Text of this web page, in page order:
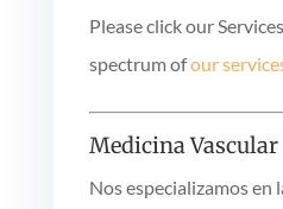
Please click our
spectrum ofour
Medicina Vascular
Nos especializamos en